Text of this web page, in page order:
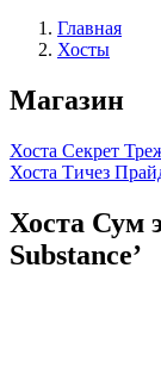
Главная
Хосты
Магазин
Хоста Секрет
Хоста Тичез
Хоста Сум
Substance’